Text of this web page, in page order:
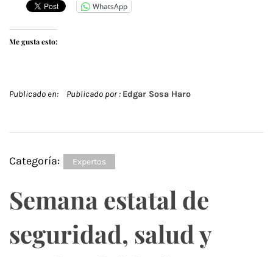
WhatsApp
Me gusta esto:
Publicado en: Publicado por : Edgar Sosa Haro
Categoría: Expertos
Semana estatal de
seguridad, salud y